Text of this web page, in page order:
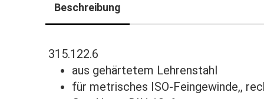
Beschreibung
315.122.6
aus gehärtetem Lehrenstahl
für metrisches ISO-Feingewinde,,